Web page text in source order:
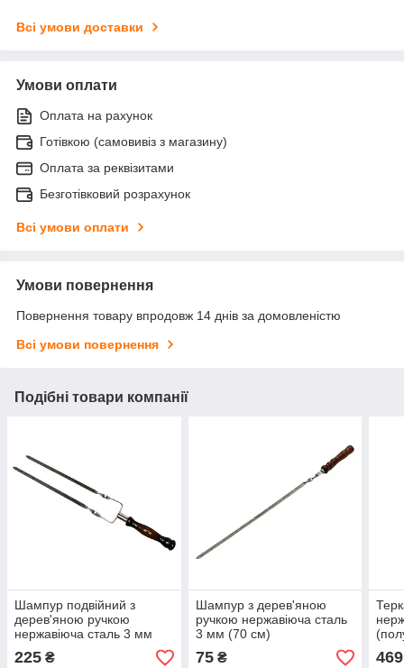
Всі умови доставки
Умови оплати
Оплата на рахунок
Готівкою (самовивіз з магазину)
Оплата за реквізитами
Безготівковий розрахунок
Всі умови оплати
Умови повернення
Повернення товару впродовж 14 днів за домовленістю
Всі умови повернення
Подібні товари компанії
Шампур подвійний з
дерев'яною ручкою
нержавіюча сталь 3 мм
(74 см)
225 ₴
Шампур з дерев'яною
ручкою нержавіюча сталь
3 мм (70 см)
75₴ 469